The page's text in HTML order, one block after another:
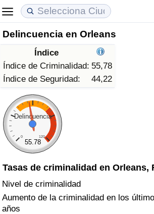
Delincuencia en Orleans
Índice
Índice de Criminalidad: 55,78
Índice de Seguridad:
44,22
Delincuencia
0 120
55.78
Tasas de criminalidad en Orleans,
Nivel de criminalidad
Aumento de la criminalidad en los
años
Coste de vida
Índice de Costo de Vida (Actual)
Índice de Costo de Vida
Índice de costo de vida por país
en aqaba
Precios de las propiedades
Índice de Precios de Inmuebles
Índice de Precios de Inmuebles
Índice de Precios de Inmuebles por
Calidad de Vida
Índice de Calidad de Vida
Índice de Calidad de Vida (Actual)
Índice de calidad de vida por país
Delincuencia
Calificación del Índice de Criminalidad
(Actual)
Índice de Criminalidad